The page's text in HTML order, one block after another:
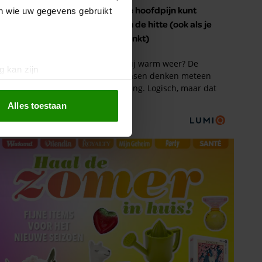
wie uw gegevens gebruikt
kan zijn
te bieden en om ons
partners voor social
die u aan ze heeft
met onze cookies als u
Alles toestaan